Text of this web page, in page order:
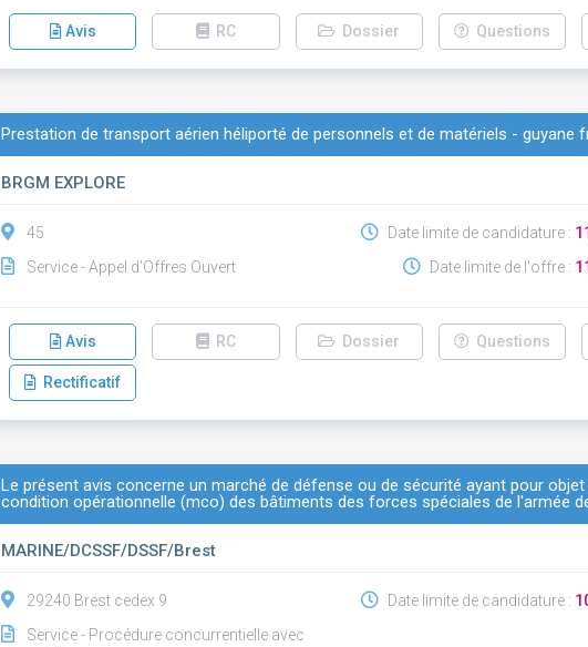
Avis RC Dossier Questions
Prestation de transport aérien héliporté de personnels et de matériels - guyane
BRGM EXPLORE
45
Service - Appel d'Offres Ouvert
Date limite de candidature :
Date limite de l'offre :
Avis RC Dossier Questions
Rectificatif
Le présent avis concerne un marché de défense ou de sécurité ayant pour objet
condition opérationnelle (mco) des bâtiments des forces spéciales de l'armée
MARINE/DCSSF/DSSF/Brest
29240 Brest cedex 9
Service - Procédure concurrentielle avec
Date limite de candidature :